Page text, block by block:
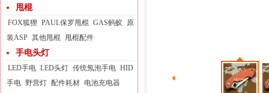
甩棍
FOX狐狸 PAUL保罗甩棍 GAS蚂蚁
原
装ASP 其他甩棍 甩棍配件
手电头灯
LED手电 LED头灯 传统氖泡手电 HID
手电 野营灯 配件耗材 电池充电器